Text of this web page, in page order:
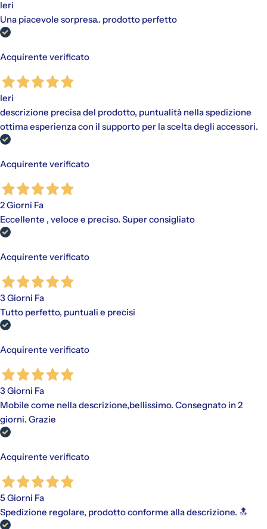
Gli addebiti avverranno automaticamente sul metodo di
acquisti idonei (da €30,00 a €2.000,00).
e AMEX).
eventuali costi di spedizione calcolati al checkout.
Ieri
Una piacevole sorpresa.. prodotto perfetto
Acquirente verificato
Ieri
descrizione precisa del prodotto, puntualità nella spedizione
ottima esperienza con il supporto per la scelta degli accessori.
Acquirente verificato
2 Giorni Fa
Eccellente , veloce e preciso. Super consigliato
Acquirente verificato
3 Giorni Fa
Tutto perfetto, puntuali e precisi
Acquirente verificato
3 Giorni Fa
Mobile come nella descrizione,bellissimo. Consegnato in 2
giorni. Grazie
Acquirente verificato
5 Giorni Fa
Spedizione regolare, prodotto conforme alla descrizione. 🔝